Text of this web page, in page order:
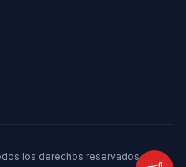
los derechos reservados.